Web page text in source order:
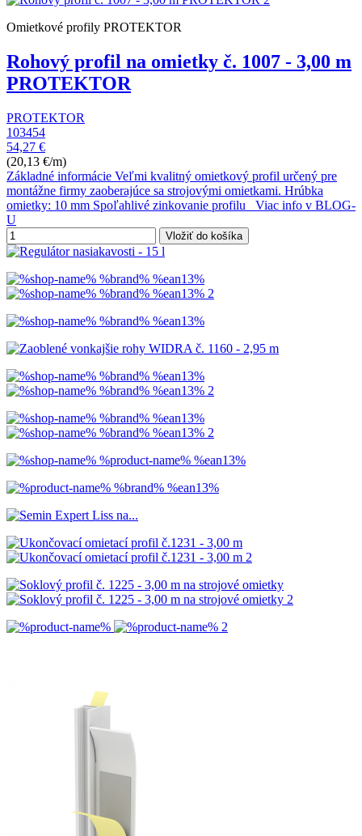
Omietkové profily PROTEKTOR
Rohový profil na omietky č. 1007 - 3,00 m
PROTEKTOR
PROTEKTOR
103454
54,27 €
(20,13 €/m)
Základné informácie Veľmi kvalitný omietkový profil určený pre
montážne firmy zaoberajúce sa strojovými omietkami. Hrúbka
omietky: 10 mm Spoľahlivé zinkovanie profilu Viac info v BLOG-
U
Vložiť do košíka